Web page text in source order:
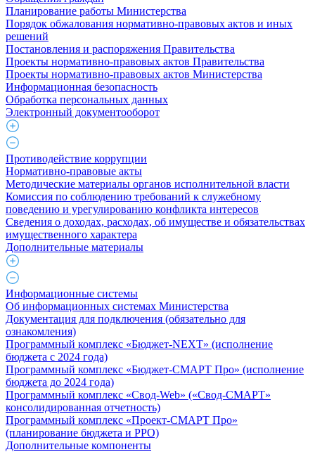
Планирование работы Министерства
Порядок обжалования нормативно-правовых актов и иных
решений
Постановления и распоряжения Правительства
Проекты нормативно-правовых актов Правительства
Проекты нормативно-правовых актов Министерства
Информационная безопасность
Обработка персональных данных
Электронный документооборот
Противодействие коррупции
Нормативно-правовые акты
Методические материалы органов исполнительной власти
Комиссия по соблюдению требований к служебному
поведению и урегулированию конфликта интересов
Сведения о доходах, расходах, об имуществе и обязательствах
имущественного характера
Дополнительные материалы
Информационные системы
Об информационных системах Министерства
Документация для подключения (обязательно для
ознакомления)
Программный комплекс «Бюджет-NEXT» (исполнение
бюджета с 2024 года)
Программный комплекс «Бюджет-СМАРТ Про» (исполнение
бюджета до 2024 года)
Программный комплекс «Свод-Web» («Свод-СМАРТ»
консолидированная отчетность)
Программный комплекс «Проект-СМАРТ Про»
(планирование бюджета и РРО)
Дополнительные компоненты